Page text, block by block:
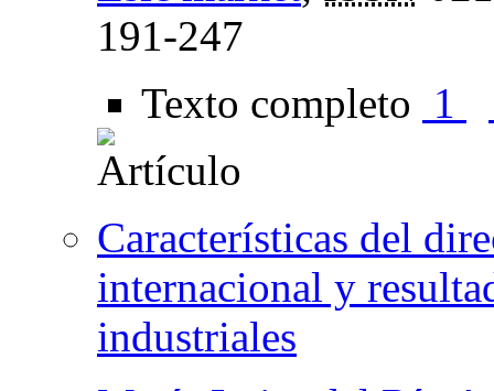
191-247
Texto completo 1
Características del
internacional y
industriales